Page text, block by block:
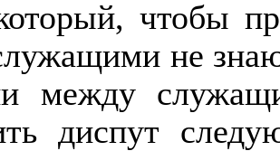
чтобы
не знаю
между
диспут